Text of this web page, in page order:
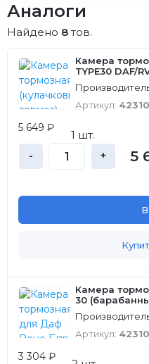
Аналоги
Найдено 8 тов.
Камера
TYPE30 DAF/
Артикул:
5 649 ₽
1 шт.
- + 5
Камера
30
Артикул:
3 304 ₽